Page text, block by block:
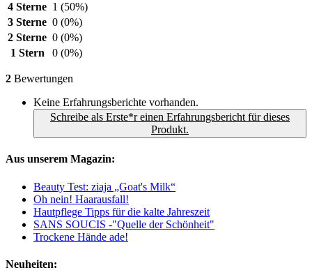
4 Sterne 1 (50%)
3 Sterne 0 (0%)
2 Sterne 0 (0%)
1 Stern
0 (0%)
2 Bewertungen
Keine Erfahrungsberichte vorhanden.
Schreibe als Erste*r einen Erfahrungsbericht für dieses
Produkt.
Aus unserem Magazin:
Beauty Test: ziaja „Goat's Milk“
Oh nein! Haarausfall!
Hautpflege Tipps für die kalte Jahreszeit
SANS SOUCIS -"Quelle der Schönheit"
Trockene Hände ade!
Neuheiten: